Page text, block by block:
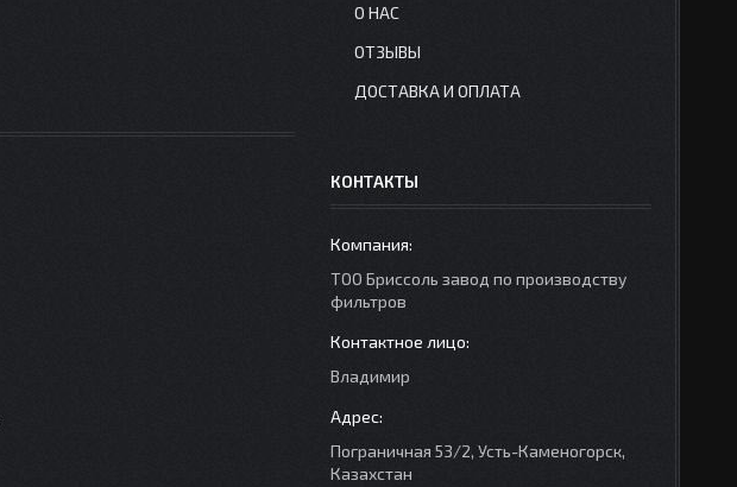
О НАС
ОТЗЫВЫ
ДОСТАВКА И ОПЛАТА
КОНТАКТЫ
ТОО Бриссоль завод по производству
фильтров
Владимир
Пограничная 53/2, Усть-Каменогорск,
Казахстан